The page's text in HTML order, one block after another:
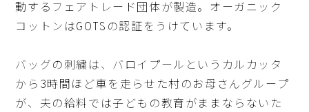
動するフェアトレード団体が製造。オーガニック
コットンはGOTSの認証をうけています。
バッグの刺繍は、バロイプールというカルカッタ
から3時間ほど車を走らせた村のお母さんグループ
が、夫の給料では子どもの教育がままならないた